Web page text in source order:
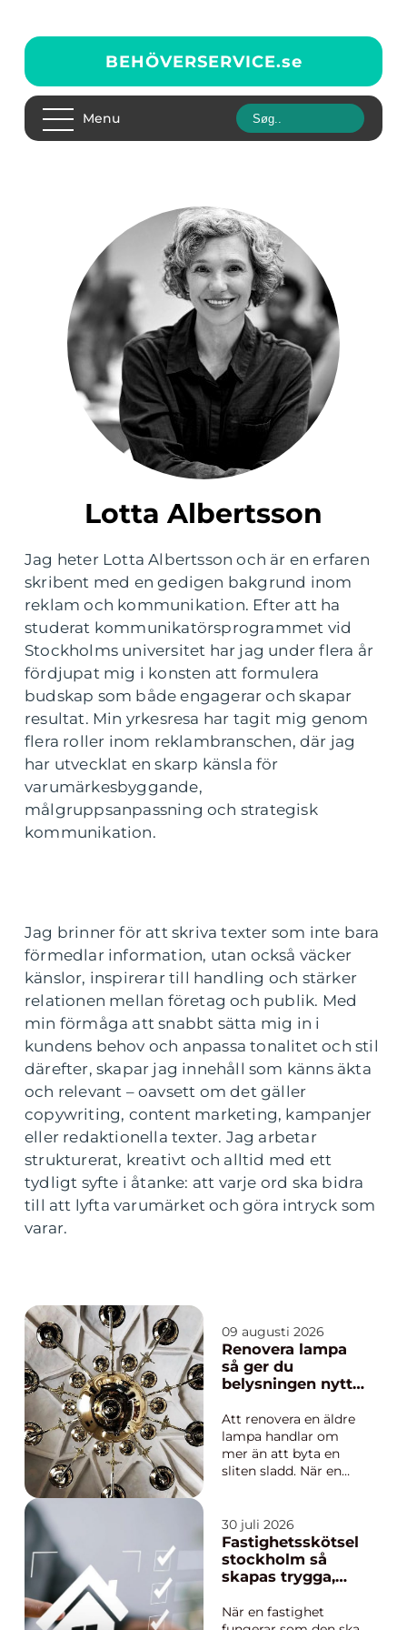
BEHÖVERSERVICE.se
Menu
Lotta Albertsson
Jag heter Lotta Albertsson och är en erfaren
skribent med en gedigen bakgrund inom
reklam och kommunikation. Efter att ha
studerat kommunikatörsprogrammet vid
Stockholms universitet har jag under flera år
fördjupat mig i konsten att formulera
budskap som både engagerar och skapar
resultat. Min yrkesresa har tagit mig genom
flera roller inom reklambranschen, där jag
har utvecklat en skarp känsla för
varumärkesbyggande,
målgruppsanpassning och strategisk
kommunikation.
Jag brinner för att skriva texter som inte bara
förmedlar information, utan också väcker
känslor, inspirerar till handling och stärker
relationen mellan företag och publik. Med
min förmåga att snabbt sätta mig in i
kundens behov och anpassa tonalitet och stil
därefter, skapar jag innehåll som känns äkta
och relevant – oavsett om det gäller
copywriting, content marketing, kampanjer
eller redaktionella texter. Jag arbetar
strukturerat, kreativt och alltid med ett
tydligt syfte i åtanke: att varje ord ska bidra
till att lyfta varumärket och göra intryck som
varar.
09 augusti 2026
Renovera lampa
så ger du
belysningen nytt
Att renovera en äldre
lampa handlar om
mer än att byta en
sliten sladd. När en
kristallkrona får nytt
liv bevaras minnen,
hantverk och historia.
Samtidigt höjs både
funktionaliteten.
Många upptäcker a...
30 juli 2026
Fastighetsskötsel
stockholm så
skapas trygga,
hållbara
När en fastighet